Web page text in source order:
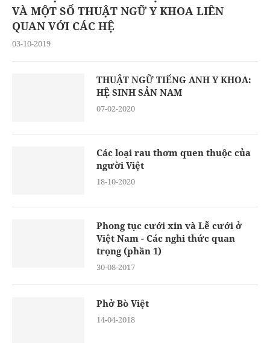
VÀ MỘT SỐ THUẬT NGỮ Y KHOA LIÊN
QUAN VỚI CÁC HỆ
03-10-2019
THUẬT NGỮ TIẾNG ANH Y KHOA:
HỆ SINH SẢN NAM
07-02-2020
Các loại rau thơm quen thuộc của
người Việt
18-10-2020
Phong tục cưới xin và Lễ cưới ở
Việt Nam - Các nghi thức quan
trọng (phần 1)
30-08-2017
Phở Bò Việt
14-04-2018